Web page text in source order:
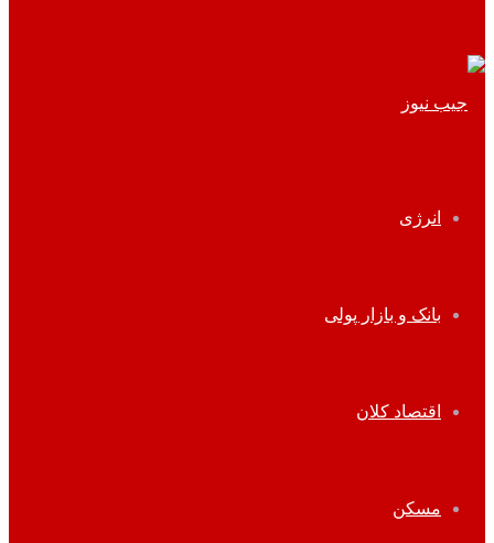
انرژی
بانک و بازار پولی
اقتصاد کلان
مسکن